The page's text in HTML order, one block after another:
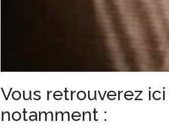
Vous retrouverez
notamment :